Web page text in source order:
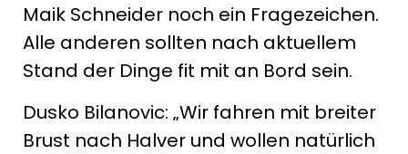
Maik Schneider noch ein Fragezeichen.
Alle anderen sollten nach aktuellem
Stand der Dinge fit mit an Bord sein.
Dusko Bilanovic: „Wir fahren mit breiter
Brust nach Halver und wollen natürlich